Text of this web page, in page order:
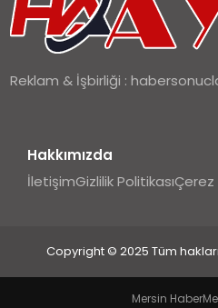
Reklam & İşbirliği :
Hakkımızda
İletişimGizlilik PolitikasıÇerez
Copyright © 2025 Tüm hakları
Mersin Haber